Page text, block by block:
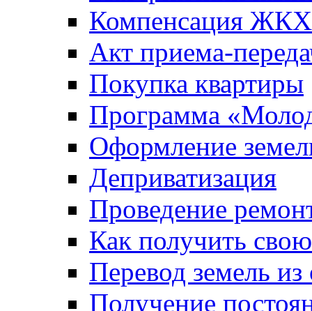
Компенсация ЖКХ
Акт приема-
Покупка квартиры
Программа
Оформление
Деприватизация
Проведение
Как получить
Перевод земель
Получение